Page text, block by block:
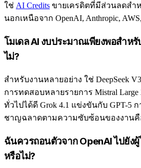
ใช่ AI Credits ขายเครดิตที่มีส่วนลดสำ
นอกเหนือจาก OpenAI, Anthropic,
โมเดล AI งบประมาณเพียงพอสำห
ไม่?
สำหรับงานหลายอย่าง ใช่ DeepSeek
การทดสอบหลายรายการ Mistral
ทั่วไปได้ดี Grok 4.1 แข่งขันกับ GPT-5
ชาญฉลาดตามความซับซ้อนของงาน
ฉันควรถอนตัวจาก OpenAI ไปยัง
หรือไม่?